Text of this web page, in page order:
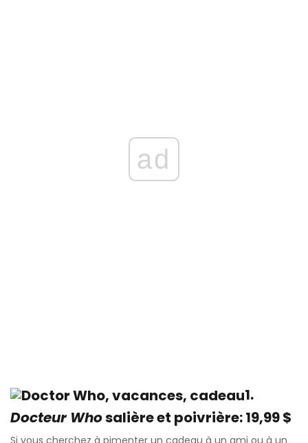
ad
1.
Docteur Whosalière et poivrière: 19,99 $